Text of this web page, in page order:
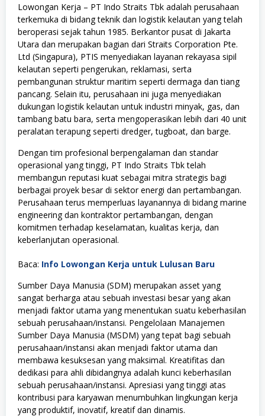
Lowongan Kerja – PT Indo Straits Tbk adalah perusahaan
terkemuka di bidang teknik dan logistik kelautan yang telah
beroperasi sejak tahun 1985. Berkantor pusat di Jakarta
Utara dan merupakan bagian dari Straits Corporation Pte.
Ltd (Singapura), PTIS menyediakan layanan rekayasa sipil
kelautan seperti pengerukan, reklamasi, serta
pembangunan struktur maritim seperti dermaga dan tiang
pancang. Selain itu, perusahaan ini juga menyediakan
dukungan logistik kelautan untuk industri minyak, gas, dan
tambang batu bara, serta mengoperasikan lebih dari 40 unit
peralatan terapung seperti dredger, tugboat, dan barge.
Dengan tim profesional berpengalaman dan standar
operasional yang tinggi, PT Indo Straits Tbk telah
membangun reputasi kuat sebagai mitra strategis bagi
berbagai proyek besar di sektor energi dan pertambangan.
Perusahaan terus memperluas layanannya di bidang marine
engineering dan kontraktor pertambangan, dengan
komitmen terhadap keselamatan, kualitas kerja, dan
keberlanjutan operasional.
Baca: Info Lowongan Kerja untuk Lulusan Baru
Sumber Daya Manusia (SDM) merupakan asset yang
sangat berharga atau sebuah investasi besar yang akan
menjadi faktor utama yang menentukan suatu keberhasilan
sebuah perusahaan/instansi. Pengelolaan Manajemen
Sumber Daya Manusia (MSDM) yang tepat bagi sebuah
perusahaan/instansi akan menjadi faktor utama dan
membawa kesuksesan yang maksimal. Kreatifitas dan
dedikasi para ahli dibidangnya adalah kunci keberhasilan
sebuah perusahaan/instansi. Apresiasi yang tinggi atas
kontribusi para karyawan menumbuhkan lingkungan kerja
yang produktif, inovatif, kreatif dan dinamis.